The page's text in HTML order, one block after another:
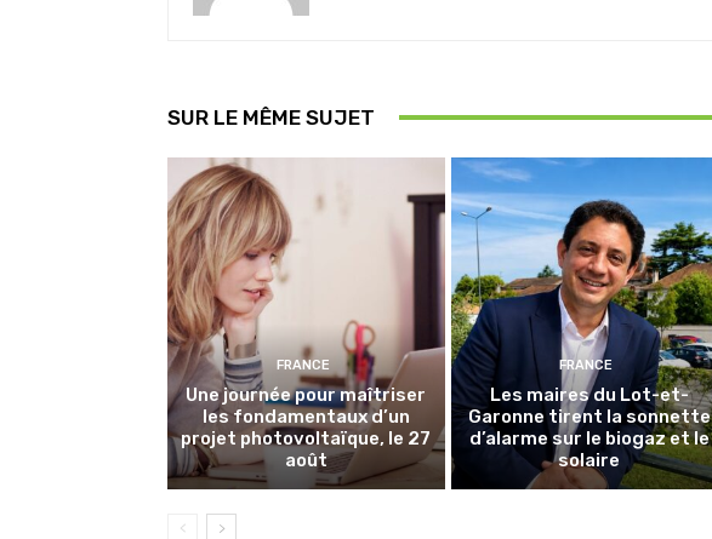
SUR LE MÊME SUJET
FRANCE
Une journée pour maîtriser
les fondamentaux d’un
projet photovoltaïque, le 27
août
FRANCE
Les maires du Lot-et-
Garonne tirent la sonnette
d’alarme sur le biogaz et le
solaire